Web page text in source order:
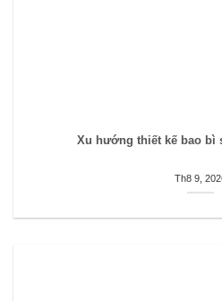
Xu hướng thiết kế bao bì
Th8 9,